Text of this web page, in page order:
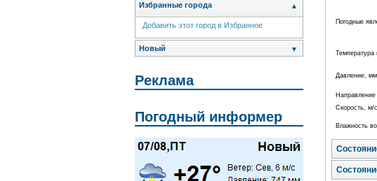
Избранные города ▲
Добавить этот город в Избранное
Новый ▼
Реклама
Погодный информер
Погодные
Температура
Давление, мм
Направление
Скорость, м/с
Влажность